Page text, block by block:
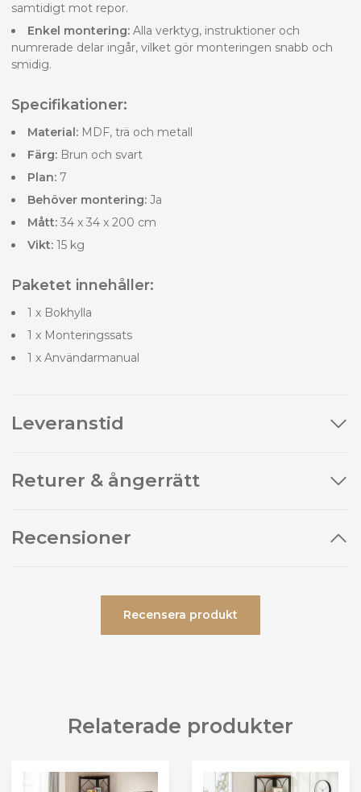
samtidigt mot repor.
Enkel montering: Alla verktyg, instruktioner och
numrerade delar ingår, vilket gör monteringen snabb och
smidig.
Specifikationer:
Material: MDF, trä och metall
Färg: Brun och svart
Plan: 7
Behöver montering: Ja
Mått: 34 x 34 x 200 cm
Vikt: 15 kg
Paketet innehåller:
1 x Bokhylla
1 x Monteringssats
1 x Användarmanual
Leveranstid
Returer & ångerrätt
Recensioner
Recensera produkt
Relaterade produkter